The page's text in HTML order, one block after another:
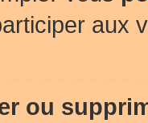
aux
ou